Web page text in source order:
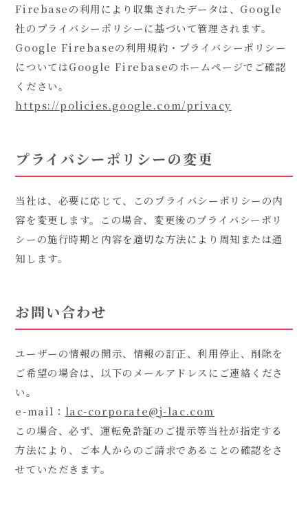
Firebaseの利用により収集されたデータは、Google
社のプライバシーポリシーに基づいて管理されます。
Google Firebaseの利用規約・プライバシーポリシー
についてはGoogle Firebaseのホームページでご確認
ください。
https://policies.google.com/privacy
プライバシーポリシーの変更
当社は、必要に応じて、このプライバシーポリシーの内
容を変更します。この場合、変更後のプライバシーポリ
シーの施行時期と内容を適切な方法により周知または通
知します。
お問い合わせ
ユーザーの情報の開示、情報の訂正、利用停止、削除を
ご希望の場合は、以下のメールアドレスにご連絡くださ
い。
e-mail： lac-corporate@j-lac.com
この場合、必ず、運転免許証のご提示等当社が指定する
方法により、ご本人からのご請求であることの確認をさ
せていただきます。